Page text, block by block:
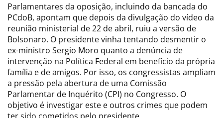
Parlamentares da oposição, incluindo da bancada do
PCdoB, apontam que depois da divulgação do vídeo da
reunião ministerial de 22 de abril, ruiu a versão de
Bolsonaro. O presidente vinha tentando desmentir o
ex-ministro Sergio Moro quanto a denúncia de
intervenção na Política Federal em benefício da própria
família e de amigos. Por isso, os congressistas ampliam
a pressão pela abertura de uma Comissão
Parlamentar de Inquérito (CPI) no Congresso. O
objetivo é investigar este e outros crimes que podem